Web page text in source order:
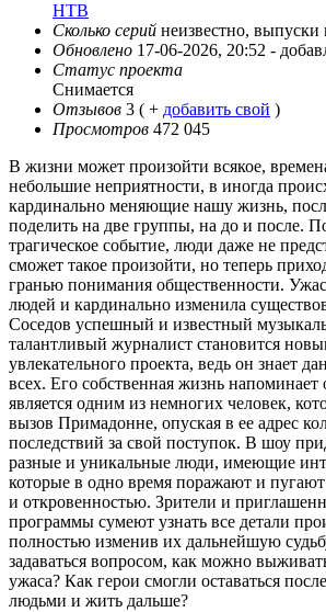
НТВ
Сколько серий неизвестно, выпуски
Обновлено 17-06-2026, 20:52 -
Статус проекта
Снимается
Отзывов 3 ( + добавить свой )
Просмотров 472 045
В жизни может произойти всякое,
небольшие неприятности, в иногда
кардинально меняющие нашу жизнь,
поделить на две группы, на до и после.
трагическое событие, люди даже не
сможет такое произойти, но теперь
гранью понимания общественности.
людей и кардинально изменила
Соседов успешный и известный
талантливый журналист становится
увлекательного проекта, ведь он знает
всех. Его собственная жизнь
является одним из немногих человек,
вызов Примадонне, опуская в ее адрес
последствий за свой поступок. В шоу
разные и уникальные люди, имеющие
которые в одно время поражают и
и откровенностью. Зрители и
программы сумеют узнать все детали
полностью изменив их дальнейшую
задаваться вопросом, как можно
ужаса? Как герои смогли оставаться
людьми и жить дальше?